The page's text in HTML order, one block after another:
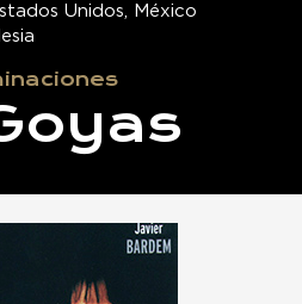
Unidos, México